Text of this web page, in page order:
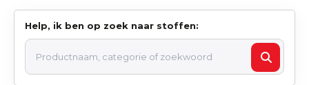
Help, ik ben op zoek naar stoffen: